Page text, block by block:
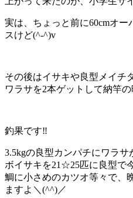
実は、ちょっと前に60cmオ
スけど(^-^)v
その後はイサキや良型メイチ
ワラサを2本ゲットして納竿
釣果です‼️
3.5kgの良型カンパチにワラ
ボイサキを21☆25匹に良型で
鯛に小さめのカツオ等々で、
ますよ＼(^^)／